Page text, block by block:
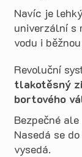
Navíc je
univerzální s
vodu i
Revoluční
tlakotěsný
bortového
Bezpečné
Nasedá se
vysedá.